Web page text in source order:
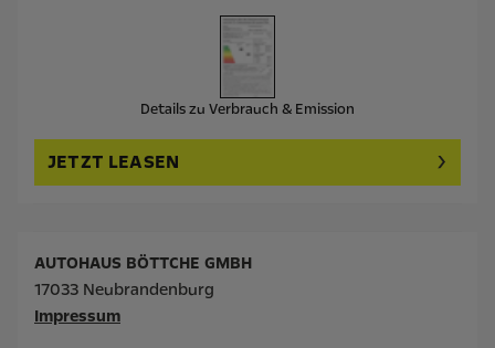
Details zu Verbrauch & Emission
JETZT LEASEN
AUTOHAUS BÖTTCHE GMBH
17033 Neubrandenburg
Impressum